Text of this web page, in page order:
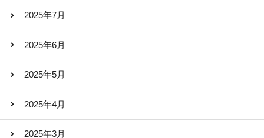
2025年7月
2025年6月
2025年5月
2025年4月
2025年3月